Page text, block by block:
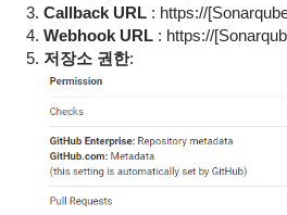
Callback URL: https://
Webhook URL: https://
저장소 권한: